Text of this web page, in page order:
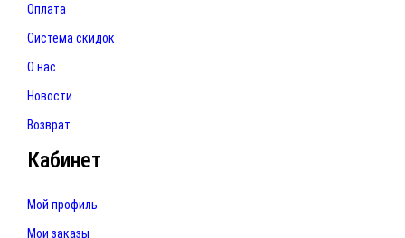
Оплата
Система скидок
О нас
Новости
Возврат
Кабинет
Мой профиль
Мои заказы